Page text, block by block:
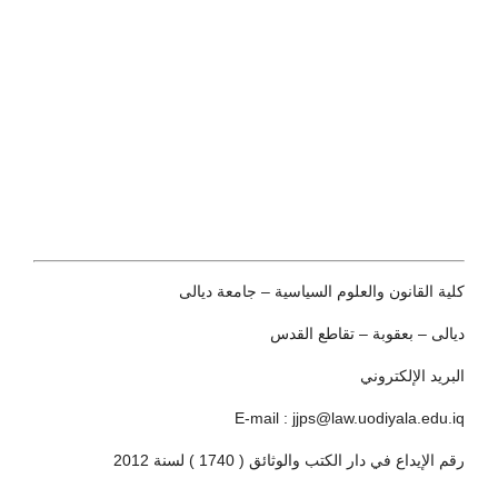
كلية القانون والعلوم السياسية – جامعة ديالى
ديالى – بعقوبة – تقاطع القدس
البريد الإلكتروني
E-mail : jjps@law.uodiyala.edu.iq
رقم الإيداع في دار الكتب والوثائق ( 1740 ) لسنة 2012